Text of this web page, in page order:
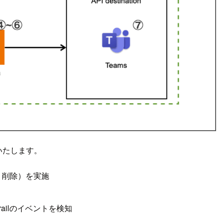
します。
除）を実施
のイベントを検知